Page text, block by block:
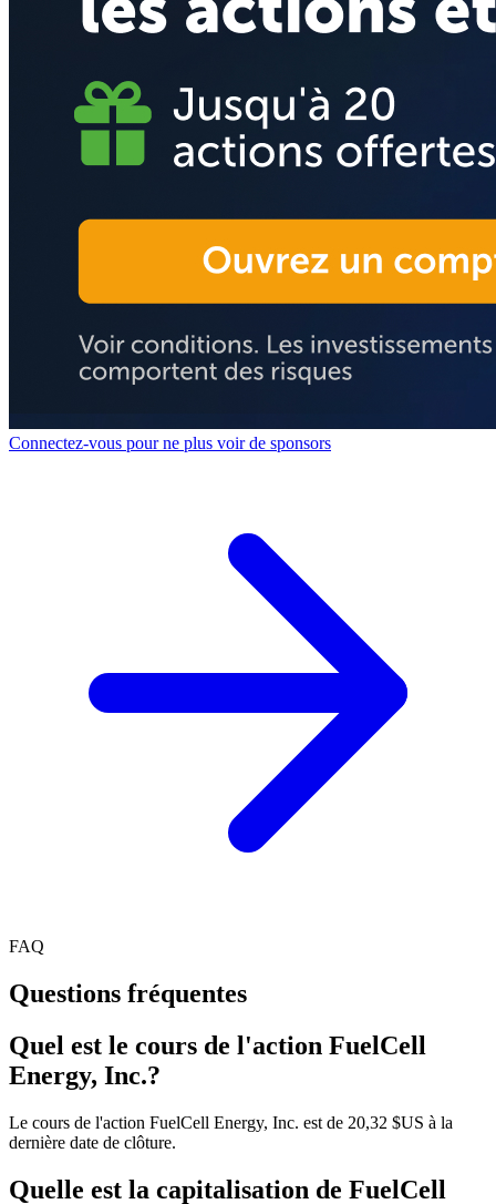
Connectez-vous pour ne plus voir de sponsors
FAQ
Questions fréquentes
Quel est le cours de l'action FuelCell
Energy, Inc.?
Le cours de l'action FuelCell Energy, Inc. est de 20,32 $US à la
dernière date de clôture.
Quelle est la capitalisation de FuelCell